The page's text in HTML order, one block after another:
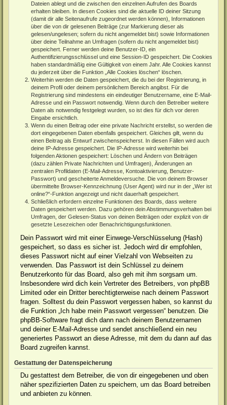
Dateien ablegt und die zwischen den einzelnen Aufrufen des Boards
erhalten bleiben. In diesen Cookies sind die aktuelle ID deiner Sitzung
(damit dir alle Seitenaufrufe zugeordnet werden können), Informationen
über die von dir gelesenen Beiträge (zur Markierung dieser als
gelesen/ungelesen; sofern du nicht angemeldet bist) sowie Informationen
über deine Teilnahme an Umfragen (sofern du nicht angemeldet bist)
gespeichert. Ferner werden deine Benutzer-ID, ein
Authentifizierungsschlüssel und eine Session-ID gespeichert. Die Cookies
haben standardmäßig eine Gültigkeit von einem Jahr. Alle Cookies kannst
du jederzeit über die Funktion „Alle Cookies löschen“ löschen.
Weiterhin werden die Daten gespeichert, die du bei der Registrierung, in
deinem Profil oder deinem persönlichem Bereich angibst. Für die
Registrierung sind mindestens ein eindeutiger Benutzername, eine E-Mail-
Adresse und ein Passwort notwendig. Wenn durch den Betreiber weitere
Daten als notwendig festgelegt wurden, so ist dies für dich vor deren
Eingabe ersichtlich.
Wenn du einen Beitrag oder eine private Nachricht erstellst, so werden die
dort eingegebenen Daten ebenfalls gespeichert. Gleiches gilt, wenn du
einen Beitrag als Entwurf zwischenspeicherst. In diesen Fällen wird auch
deine IP-Adresse gespeichert. Die IP-Adresse wird weiterhin bei
folgenden Aktionen gespeichert: Löschen und Ändern von Beiträgen
(dazu zählen Private Nachrichten und Umfragen), Änderungen an
zentralen Profildaten (E-Mail-Adresse, Kontoaktivierung, Benutzer-
Passwort) und gescheiterte Anmeldeversuche. Die von deinem Browser
übermittelte Browser-Kennzeichnung (User Agent) wird nur in der „Wer ist
online?“-Funktion angezeigt und nicht dauerhaft gespeichert.
Schließlich erfordern einzelne Funktionen des Boards, dass weitere
Daten gespeichert werden. Dazu gehören dein Abstimmungsverhalten bei
Umfragen, der Gelesen-Status von deinen Beiträgen oder explizit von dir
gesetzte Lesezeichen oder Benachrichtigungsfunktionen.
Dein Passwort wird mit einer Einwege-Verschlüsselung (Hash)
gespeichert, so dass es sicher ist. Jedoch wird dir empfohlen,
dieses Passwort nicht auf einer Vielzahl von Webseiten zu
verwenden. Das Passwort ist dein Schlüssel zu deinem
Benutzerkonto für das Board, also geh mit ihm sorgsam um.
Insbesondere wird dich kein Vertreter des Betreibers, von phpBB
Limited oder ein Dritter berechtigterweise nach deinem Passwort
fragen. Solltest du dein Passwort vergessen haben, so kannst du
die Funktion „Ich habe mein Passwort vergessen“ benutzen. Die
phpBB-Software fragt dich dann nach deinem Benutzernamen
und deiner E-Mail-Adresse und sendet anschließend ein neu
generiertes Passwort an diese Adresse, mit dem du dann auf das
Board zugreifen kannst.
Gestattung der Datenspeicherung
Du gestattest dem Betreiber, die von dir eingegebenen und oben
näher spezifizierten Daten zu speichern, um das Board betreiben
und anbieten zu können.